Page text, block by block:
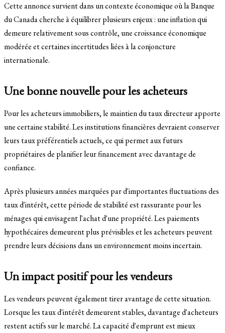
Cette annonce survient dans un contexte économique où la Banque
du Canada cherche à équilibrer plusieurs enjeux : une inflation qui
demeure relativement sous contrôle, une croissance économique
modérée et certaines incertitudes liées à la conjoncture
internationale.
Une bonne nouvelle pour les acheteurs
Pour les acheteurs immobiliers, le maintien du taux directeur apporte
une certaine stabilité. Les institutions financières devraient conserver
leurs taux préférentiels actuels, ce qui permet aux futurs
propriétaires de planifier leur financement avec davantage de
confiance.
Après plusieurs années marquées par d'importantes fluctuations des
taux d'intérêt, cette période de stabilité est rassurante pour les
ménages qui envisagent l'achat d'une propriété. Les paiements
hypothécaires demeurent plus prévisibles et les acheteurs peuvent
prendre leurs décisions dans un environnement moins incertain.
Un impact positif pour les vendeurs
Les vendeurs peuvent également tirer avantage de cette situation.
Lorsque les taux d'intérêt demeurent stables, davantage d'acheteurs
restent actifs sur le marché. La capacité d'emprunt est mieux